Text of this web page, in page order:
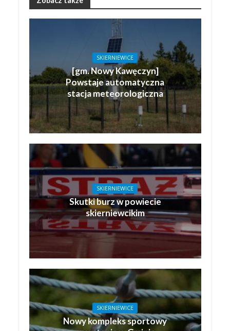
SKIERNIEWICE
[gm. Nowy Kawęczyn]
Powstaje automatyczna
stacja meteorologiczna
SKIERNIEWICE
Skutki burz w powiecie
skierniewcikim
SKIERNIEWICE
Nowy kompleks sportowy